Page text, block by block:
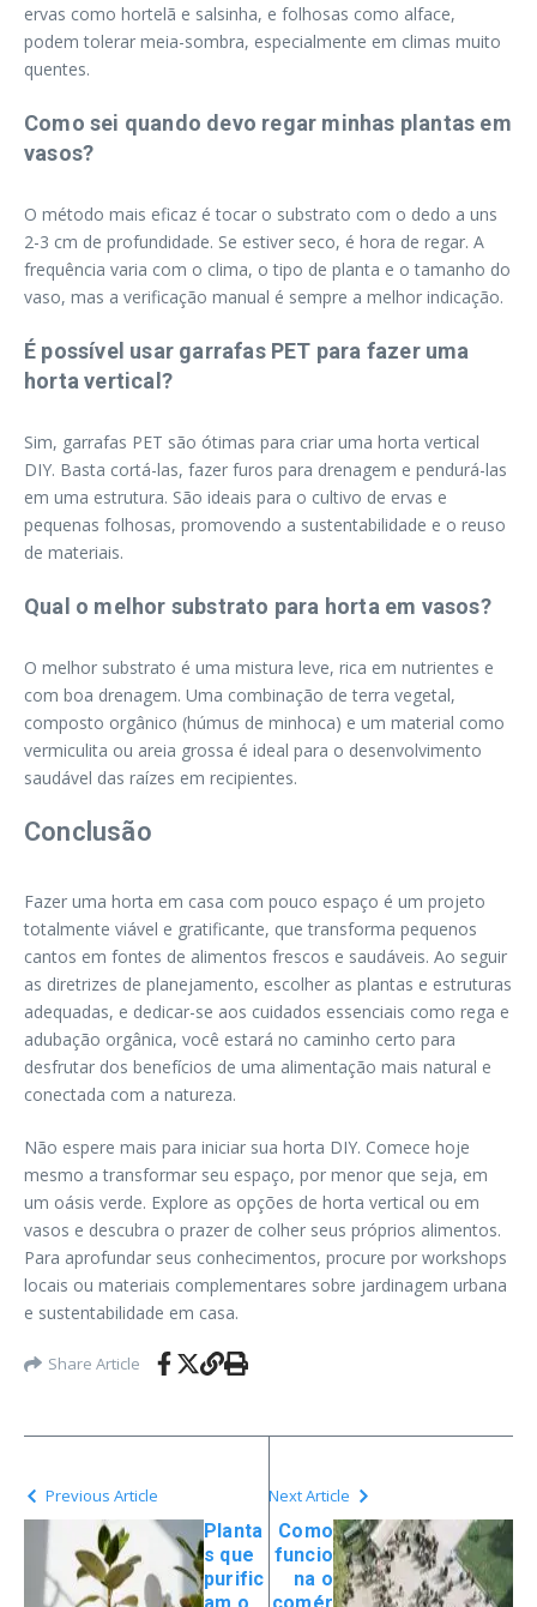
ervas como hortelã e salsinha, e folhosas como alface,
podem tolerar meia-sombra, especialmente em climas muito
quentes.
Como sei quando devo regar minhas plantas em
vasos?
O método mais eficaz é tocar o substrato com o dedo a uns
2-3 cm de profundidade. Se estiver seco, é hora de regar. A
frequência varia com o clima, o tipo de planta e o tamanho do
vaso, mas a verificação manual é sempre a melhor indicação.
É possível usar garrafas PET para fazer uma
horta vertical?
Sim, garrafas PET são ótimas para criar uma horta vertical
DIY. Basta cortá-las, fazer furos para drenagem e pendurá-las
em uma estrutura. São ideais para o cultivo de ervas e
pequenas folhosas, promovendo a sustentabilidade e o reuso
de materiais.
Qual o melhor substrato para horta em vasos?
O melhor substrato é uma mistura leve, rica em nutrientes e
com boa drenagem. Uma combinação de terra vegetal,
composto orgânico (húmus de minhoca) e um material como
vermiculita ou areia grossa é ideal para o desenvolvimento
saudável das raízes em recipientes.
Conclusão
Fazer uma horta em casa com pouco espaço é um projeto
totalmente viável e gratificante, que transforma pequenos
cantos em fontes de alimentos frescos e saudáveis. Ao seguir
as diretrizes de planejamento, escolher as plantas e estruturas
adequadas, e dedicar-se aos cuidados essenciais como rega e
adubação orgânica, você estará no caminho certo para
desfrutar dos benefícios de uma alimentação mais natural e
conectada com a natureza.
Não espere mais para iniciar sua horta DIY. Comece hoje
mesmo a transformar seu espaço, por menor que seja, em
um oásis verde. Explore as opções de horta vertical ou em
vasos e descubra o prazer de colher seus próprios alimentos.
Para aprofundar seus conhecimentos, procure por workshops
locais ou materiais complementares sobre jardinagem urbana
e sustentabilidade em casa.
Share Article
Previous Article
Planta
s que
purific
Next Article
Como
funcio
na o